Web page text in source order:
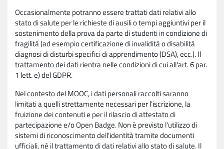
Occasionalmente potranno essere trattati dati relativi allo
stato di salute per le richieste di ausili o tempi aggiuntivi per il
sostenimento della prova da parte di studenti in condizione di
fragilità (ad esempio certificazione di invalidità o disabilità
diagnosi di disturbi specifici di apprendimento (DSA), ecc.). Il
trattamento dei dati rientra nelle condizioni di cui all'art. 6 par.
1 lett. e) del GDPR.
Nel contesto del MOOC, i dati personali raccolti saranno
limitati a quelli strettamente necessari per l'iscrizione, la
fruizione dei contenuti e per il rilascio di attestato di
partecipazione e/o Open Badge. Non è previsto l'utilizzo di
sistemi di riconoscimento dell'identità tramite documenti
ufficiali, né il trattamento di dati relativi allo stato di salute. Il